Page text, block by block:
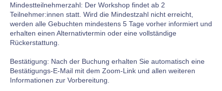
Mindestteilnehmerzahl: Der Workshop findet ab 2
Teilnehmer:innen statt. Wird die Mindestzahl nicht erreicht,
werden alle Gebuchten mindestens 5 Tage vorher informiert und
erhalten einen Alternativtermin oder eine vollständige
Rückerstattung.
Bestätigung: Nach der Buchung erhalten Sie automatisch eine
Bestätigungs-E-Mail mit dem Zoom-Link und allen weiteren
Informationen zur Vorbereitung.